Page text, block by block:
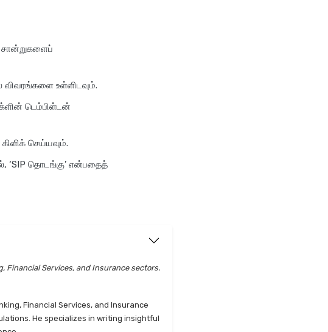
விவரங்களை உள்ளிடவும்.
டெம்பிள்டன்
செய்யவும்.
‘SIP தொடங்கு’ என்பதைத்
Financial Services, and Insurance sectors.
Financial Services, and Insurance
He specializes in writing insightful